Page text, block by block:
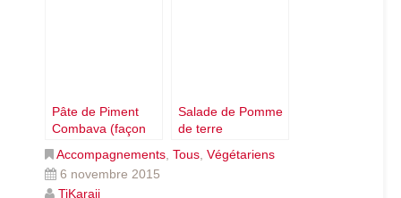
Pâte de Piment
Combava (façon
réunionnaise)
Salade de Pomme
de terre
Accompagnements, Tous, Végétariens
6 novembre 2015
TiKaraii